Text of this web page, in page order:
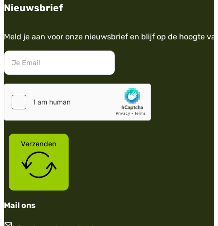
Nieuwsbrief
Meld je aan voor onze nieuwsbrief en blijf op de hoogte
Verzenden
Mail ons